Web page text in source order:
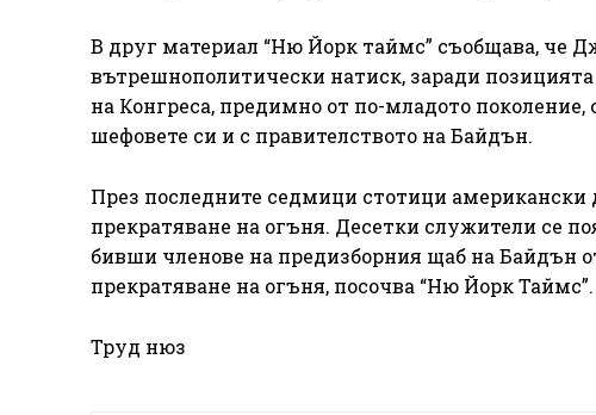
В друг материал “Ню Йорк таймс” съобщава, че
вътрешнополитически натиск, заради
на Конгреса, предимно от по-младото
шефовете си и с правителството на Байдън.
През последните седмици стотици
прекратяване на огъня. Десетки служители се
бивши членове на предизборния щаб на Байдън
прекратяване на огъня, посочва “Ню Йорк Таймс”.
Труд нюз